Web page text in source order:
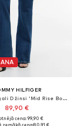
HILFIGER
Paplatināti gali Džinsi 'Mid Rise Bootcut'
89,90 €
cena: 99,90 €
zemākā cena:80,91 €